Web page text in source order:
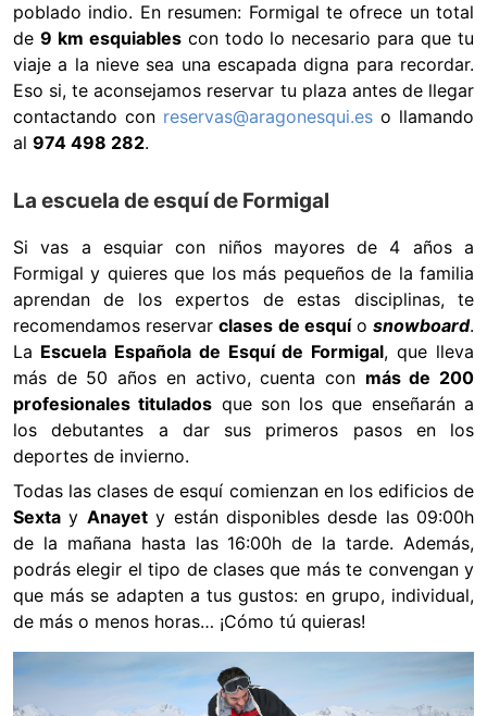
poblado indio. En resumen: Formigal te ofrece un total
de 9 km esquiablescon todo lo necesario para que tu
viaje a la nieve sea una escapada digna para recordar.
Eso si, te aconsejamos reservar tu plaza antes de llegar
contactando con reservas@aragonesqui.es o llamando
al 974 498 282.
La escuela de esquí de Formigal
Si vas a esquiar con niños mayores de 4 años a
Formigal y quieres que los más pequeños de la familia
aprendan de los expertos de estas disciplinas, te
recomendamos reservarclases de esquíosnowboard.
La Escuela Española de Esquí de Formigal, que lleva
más de 50 años en activo, cuenta con más de 200
profesionales titulados que son los que enseñarán a
los debutantes a dar sus primeros pasos en los
deportes de invierno.
Todas las clases de esquí comienzan en los edificios de
Sexta y Anayety están disponibles desde las 09:00h
de la mañana hasta las 16:00h de la tarde. Además,
podrás elegir el tipo de clases que más te convengan y
que más se adapten a tus gustos: en grupo, individual,
de más o menos horas… ¡Cómo tú quieras!